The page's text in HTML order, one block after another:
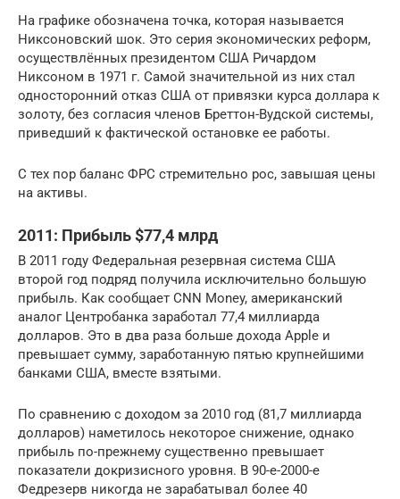
На графике обозначена точка, которая называется
Никсоновский шок. Это серия экономических реформ,
осуществлённых президентом США Ричардом
Никсоном в 1971 г. Самой значительной из них стал
односторонний отказ США от привязки курса доллара к
золоту, без согласия членов Бреттон-Вудской системы,
приведший к фактической остановке ее работы.
С тех пор баланс ФРС стремительно рос, завышая цены
на активы.
2011: Прибыль $77,4 млрд
В 2011 году Федеральная резервная система США
второй год подряд получила исключительно большую
прибыль. Как сообщает CNN Money, американский
аналог Центробанка заработал 77,4 миллиарда
долларов. Это в два раза больше дохода Apple и
превышает сумму, заработанную пятью крупнейшими
банками США, вместе взятыми.
По сравнению с доходом за 2010 год (81,7 миллиарда
долларов) наметилось некоторое снижение, однако
прибыль по-прежнему существенно превышает
показатели докризисного уровня. В 90-е-2000-е
Федрезерв никогда не зарабатывал более 40